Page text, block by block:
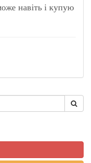
навіть і купую